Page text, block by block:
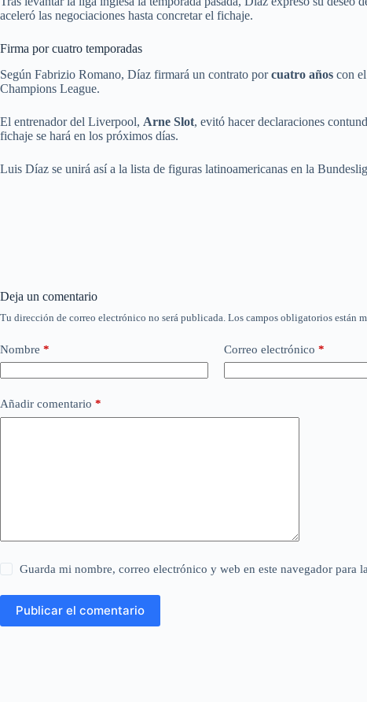
aceleró las negociaciones hasta concretar el fichaje.
Firma por cuatro temporadas
Según Fabrizio Romano, Díaz firmará un contrato porcuatro años con
Champions League.
El entrenador del Liverpool, Arne Slot, evitó hacer declaraciones
fichaje se hará en los próximos días.
Luis Díaz se unirá así a la lista de figuras latinoamericanas en la
Deja un comentario
Tu dirección de correo electrónico no será publicada. Los campos obligatorios están
Nombre * Correo electrónico *
Añadir comentario *
Guarda mi nombre, correo electrónico y web en este navegador para
Publicar el comentario